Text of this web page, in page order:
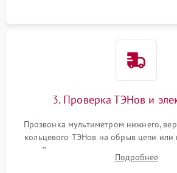
3. Проверка ТЭНов и
Прозвонка мультиметром нижнего,
кольцевого ТЭНов на обрыв цепи или
Диагностика термостата, датчиков
переключателя режимов и
Подробнее